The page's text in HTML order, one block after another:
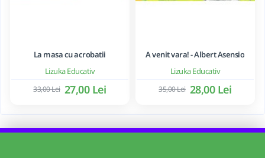
Lizuka Educativ
La masa cu acrobatii
27,00 Lei
33,00 Lei
Lizuka Educativ
A venit vara! - Albert Asensio
28,00 Lei
35,00 Lei